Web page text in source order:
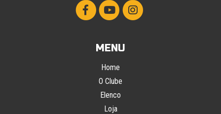
MENU
Home
O Clube
Elenco
Loja